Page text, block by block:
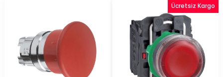
Ücretsiz Kargo